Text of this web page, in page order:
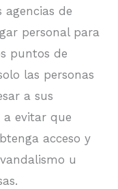
agencias de
personal para
puntos de
las personas
a sus
a evitar que
acceso y
u